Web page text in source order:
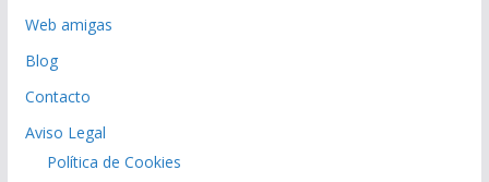
Web amigas
Blog
Contacto
Aviso Legal
Política de Cookies